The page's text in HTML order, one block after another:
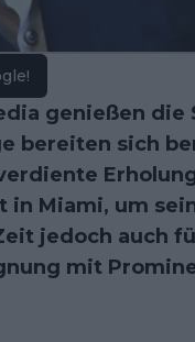
genießen die
bereiten sich
in Miami, um
jedoch auch
mit